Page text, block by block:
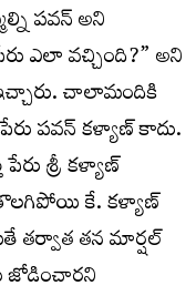
పవన్ అని
ఎలా వచ్చింది?” అని
చాలామందికి
పవన్ కళ్యాణ్ కాదు.
శ్రీ కళ్యాణ్
తొలగిపోయి కే. కళ్యాణ్
తర్వాత తన మార్షల్
జోడించారని